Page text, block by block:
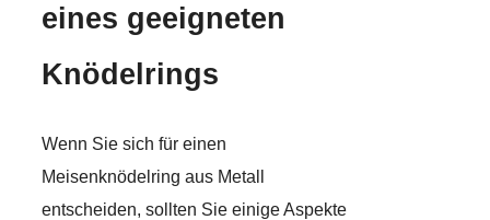
eines geeigneten
Knödelrings
Wenn Sie sich für einen
Meisenknödelring aus Metall
entscheiden, sollten Sie einige Aspekte